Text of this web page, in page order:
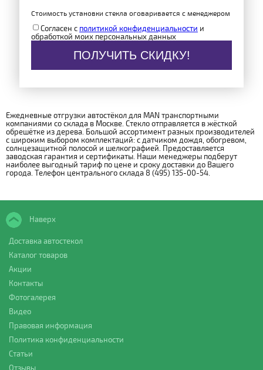
Стоимость установки стекла оговаривается с менеджером
Согласен с политикой конфиденциальности и
обработкой моих персональных данных
ПОЛУЧИТЬ СКИДКУ!
Ежедневные отгрузки автостёкол для MAN транспортными
компаниями со склада в Москве. Стекло отправляется в жёсткой
обрешётке из дерева. Большой ассортимент разных производителей
с широким выбором комплектаций: с датчиком дождя, обогревом,
солнцезащитной полосой и шелкографией. Предоставляется
заводская гарантия и сертификаты. Наши менеджеры подберут
наиболее выгодный тариф по цене и сроку доставки до Вашего
города. Телефон центрального склада 8 (495) 135-00-54.
Наверх
Доставка автостекол
Каталог товаров
Акции
Контакты
Фотогалерея
Видео
Правовая информация
Политика конфиденциальности
Статьи
Отзывы